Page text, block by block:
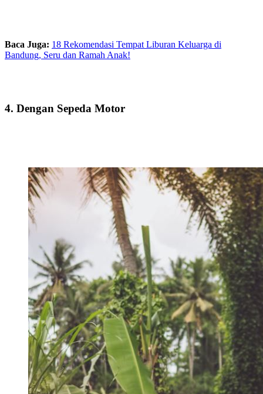
Baca Juga: 18 Rekomendasi Tempat Liburan Keluarga di
Bandung, Seru dan Ramah Anak!
4. Dengan Sepeda Motor